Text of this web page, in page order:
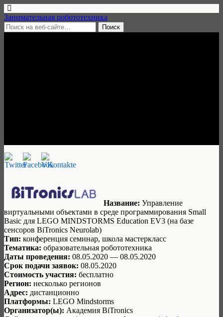
Занимательная робототехника
Название: Управление
виртуальными объектами в среде программирования Small
Basic для LEGO MINDSTORMS Education EV3 (на базе
сенсоров BiTronics Neurolab)
Тип: конференция семинар, школа мастеркласс
Тематика: образовательная робототехника
Даты проведения: 08.05.2020 — 08.05.2020
Срок подачи заявок: 08.05.2020
Стоимость участия: бесплатно
Регион: несколько регионов
Адрес: дистанционно
Платформы: LEGO Mindstorms
Организатор(ы): Академия BiTronics